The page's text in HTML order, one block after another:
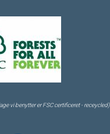
vi benytter er FSC certificeret - receycled)